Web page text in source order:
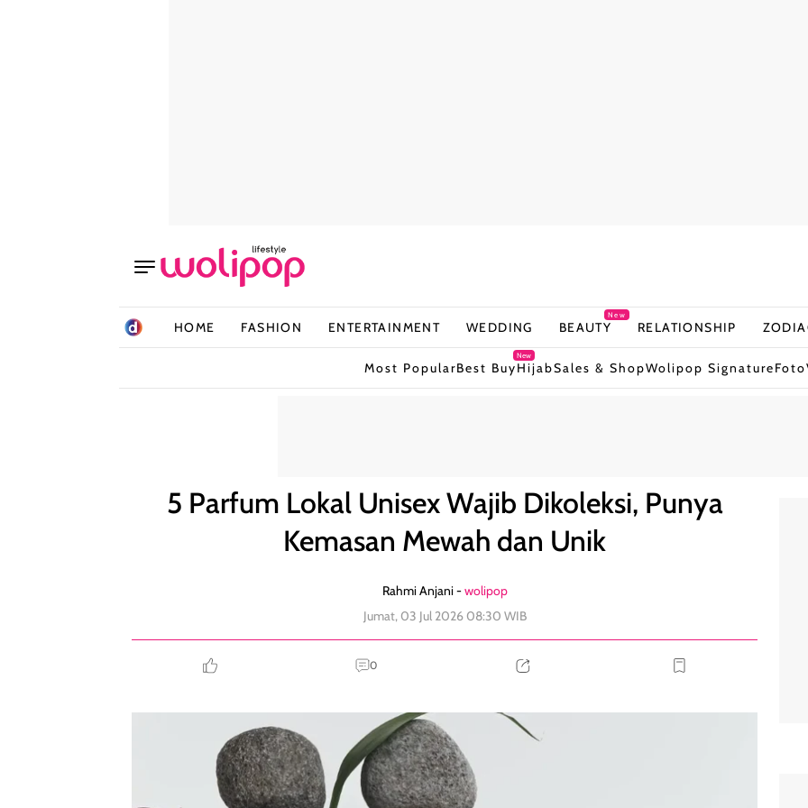
HOME FASHION ENTERTAINMENT WEDDING BEAUTY
New
RELATIONSHIP
Most PopularBest Buy
New
HijabSales & ShopWolipop SignatureFoto
5 Parfum Lokal Unisex Wajib Dikoleksi, Punya
Kemasan Mewah dan Unik
Rahmi Anjani -wolipop
Jumat, 03 Jul 2026 08:30 WIB
0